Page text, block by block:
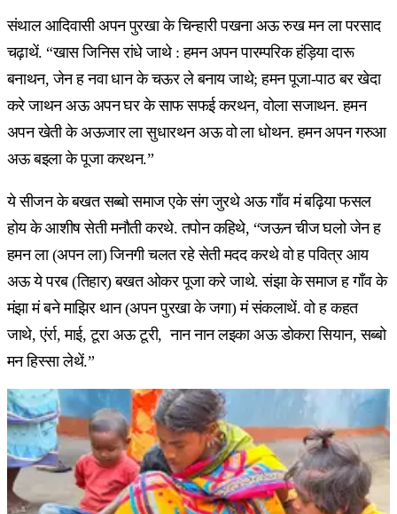
संथाल आदिवासी अपन पुरखा के चिन्हारी पखना अऊ रुख मन ला परसाद
चढ़ाथें. “खास जिनिस रांधे जाथे : हमन अपन पारम्परिक हंड़िया दारू
बनाथन, जेन ह नवा धान के चऊर ले बनाय जाथे; हमन पूजा-पाठ बर खेदा
करे जाथन अऊ अपन घर के साफ सफई करथन, वोला सजाथन. हमन
अपन खेती के अऊजार ला सुधारथन अऊ वो ला धोथन. हमन अपन गरुआ
अऊ बइला के पूजा करथन.”
ये सीजन के बखत सब्बो समाज एके संग जुरथे अऊ गाँव मं बढ़िया फसल
होय के आशीष सेती मनौती करथे. तपोन कहिथे, “जऊन चीज घलो जेन ह
हमन ला (अपन ला) जिनगी चलत रहे सेती मदद करथे वो ह पवित्र आय
अऊ ये परब (तिहार) बखत ओकर पूजा करे जाथे. संझा के समाज ह गाँव के
मंझा मं बने माझिर थान (अपन पुरखा के जगा) मं संकलाथें. वो ह कहत
जाथे, एंर्रा, माई, टूरा अऊ टूरी, नान नान लइका अऊ डोकरा सियान, सब्बो
मन हिस्सा लेथें.”